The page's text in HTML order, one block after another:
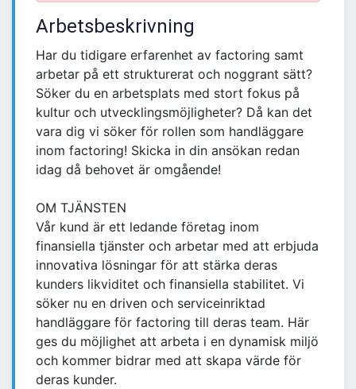
Arbetsbeskrivning
Har du tidigare erfarenhet av factoring samt
arbetar på ett strukturerat och noggrant sätt?
Söker du en arbetsplats med stort fokus på
kultur och utvecklingsmöjligheter? Då kan det
vara dig vi söker för rollen som handläggare
inom factoring! Skicka in din ansökan redan
idag då behovet är omgående!
OM TJÄNSTEN
Vår kund är ett ledande företag inom
finansiella tjänster och arbetar med att erbjuda
innovativa lösningar för att stärka deras
kunders likviditet och finansiella stabilitet. Vi
söker nu en driven och serviceinriktad
handläggare för factoring till deras team. Här
ges du möjlighet att arbeta i en dynamisk miljö
och kommer bidrar med att skapa värde för
deras kunder.